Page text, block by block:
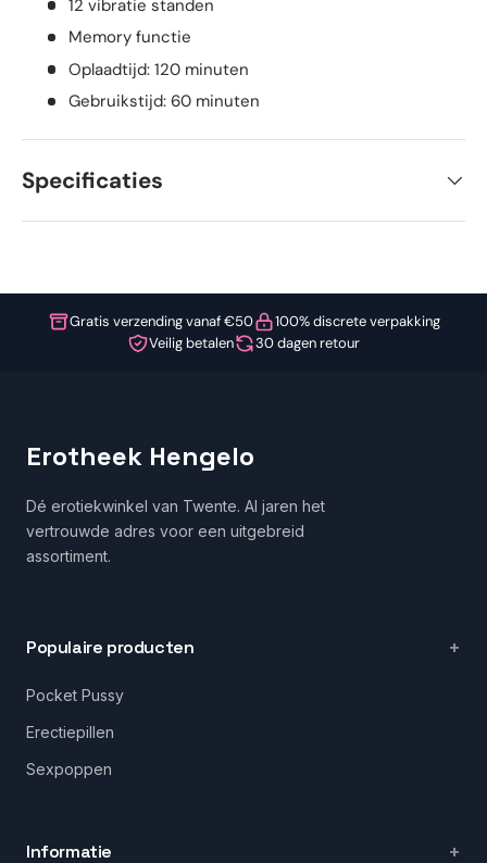
12 vibratie standen
Memory functie
Oplaadtijd: 120 minuten
Gebruikstijd: 60 minuten
Specificaties
Gratis verzending vanaf €50
100% discrete verpakking
Veilig betalen
30 dagen retour
Erotheek Hengelo
Dé erotiekwinkel van Twente. Al jaren het
vertrouwde adres voor een uitgebreid
assortiment.
Populaire producten
Pocket Pussy
Erectiepillen
Sexpoppen
Informatie